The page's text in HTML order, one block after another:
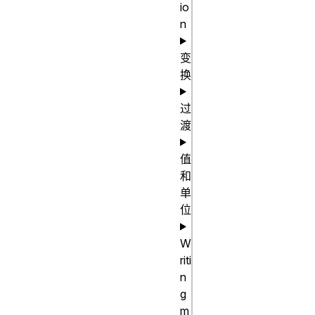
io
n
变
换
过
渡
值
和
单
位
W
riti
n
g
m